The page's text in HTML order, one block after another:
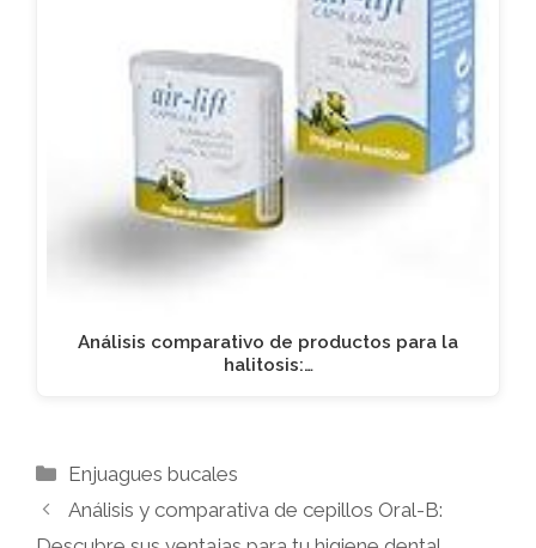
Análisis comparativo de productos para la
halitosis:…
Categorías
Enjuagues bucales
Análisis y comparativa de cepillos Oral-B: